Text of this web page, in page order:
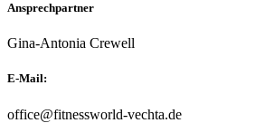
Ansprechpartner
Gina-Antonia Crewell
E-Mail:
office@fitnessworld-vechta.de